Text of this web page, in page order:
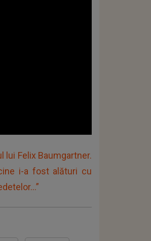
lui Felix Baumgartner.
i-a fost alături cu